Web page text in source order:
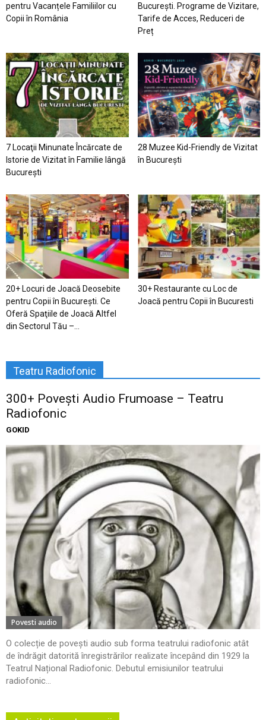
pentru Vacanțele Familiilor cu
Copii în România
București. Programe de Vizitare,
Tarife de Acces, Reduceri de
Preț
7 Locaţii Minunate Încărcate de
Istorie de Vizitat în Familie lângă
București
28 Muzee Kid-Friendly de Vizitat
în București
20+ Locuri de Joacă Deosebite
pentru Copii în Bucureşti. Ce
Oferă Spaţiile de Joacă Altfel
din Sectorul Tău –...
30+ Restaurante cu Loc de
Joacă pentru Copii în Bucuresti
Teatru Radiofonic
300+ Povești Audio Frumoase – Teatru
Radiofonic
GOKID
Povesti audio
O colecție de povești audio sub forma teatrului radiofonic atât
de îndrăgit datorită înregistrărilor realizate începând din 1929 la
Teatrul Național Radiofonic. Debutul emisiunilor teatrului
radiofonic...